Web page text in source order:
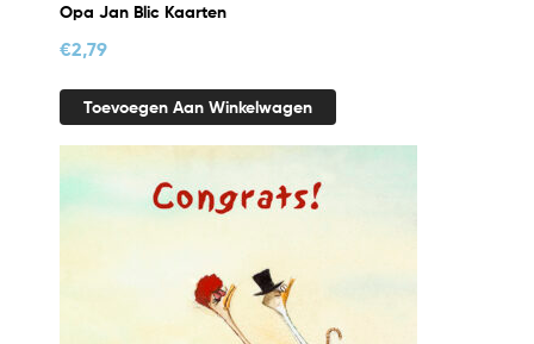
Opa Jan Blic Kaarten
€2,79
Toevoegen Aan Winkelwagen